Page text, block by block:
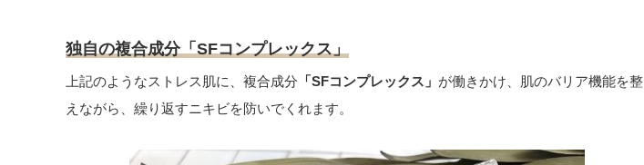
独自の複合成分「SFコンプレックス」
上記のようなストレス肌に、複合成分 「SFコンプレックス」 が働きかけ、肌のバリア機能を整
えながら、繰り返すニキビを防いでくれます。